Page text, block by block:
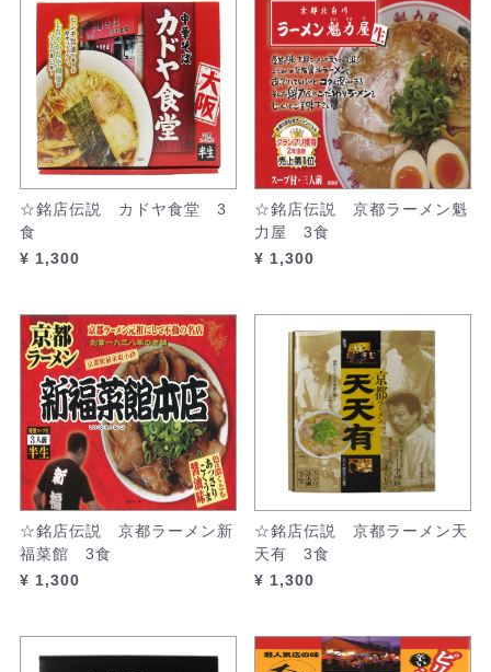
☆銘店伝説 カドヤ食堂 3
食
¥ 1,300
☆銘店伝説 京都ラーメン魁
力屋 3食
¥ 1,300
☆銘店伝説 京都ラーメン新
福菜館 3食
¥ 1,300
☆銘店伝説 京都ラーメン天
天有 3食
¥ 1,300